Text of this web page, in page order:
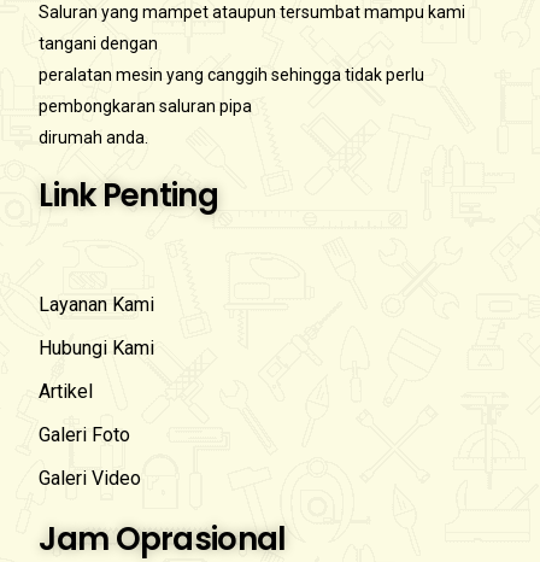
Saluran yang mampet ataupun tersumbat mampu kami
tangani dengan
peralatan mesin yang canggih sehingga tidak perlu
pembongkaran saluran pipa
dirumah anda.
Link Penting
Layanan Kami
Hubungi Kami
Artikel
Galeri Foto
Galeri Video
Jam Oprasional